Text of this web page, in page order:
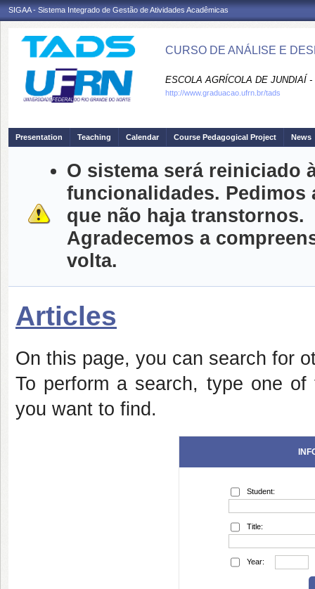
SIGAA - Sistema Integrado de Gestão de Atividades Acadêmicas
CURSO DE ANÁLISE E
ESCOLA AGRÍCOLA DE JUNDIAÍ -
http://www.graduacao.ufrn.br/tads
Presentation Teaching Calendar Course Pedagogical Project News
O sistema será reiniciado
funcionalidades. Pedimos
que não haja transtornos.
Agradecemos a
volta.
Articles
On this page, you can search for
To perform a search, type one
you want to find.
Student:
Title:
Year: